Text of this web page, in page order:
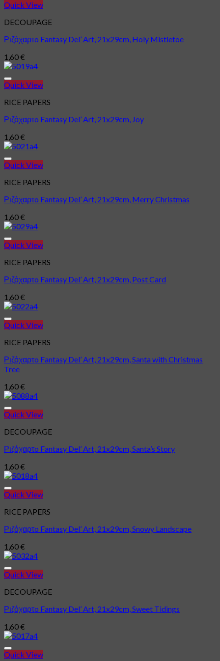
Quick View
DECOUPAGE
Ριζόχαρτo Fantasy Del’ Art, 21x29cm, Holy Mistletoe
1,60€
Quick View
RICE PAPERS
Ριζόχαρτo Fantasy Del’ Art, 21x29cm, Joy
1,60€
Quick View
RICE PAPERS
Ριζόχαρτo Fantasy Del’ Art, 21x29cm, Merry Christmas
1,60€
Quick View
RICE PAPERS
Ριζόχαρτo Fantasy Del’ Art, 21x29cm, Post Card
1,60€
Quick View
RICE PAPERS
Ριζόχαρτo Fantasy Del’ Art, 21x29cm, Santa with Christmas
Tree
1,60€
Quick View
DECOUPAGE
Ριζόχαρτo Fantasy Del’ Art, 21x29cm, Santa’s Story
1,60€
Quick View
RICE PAPERS
Ριζόχαρτo Fantasy Del’ Art, 21x29cm, Snowy Landscape
1,60€
Quick View
DECOUPAGE
Ριζόχαρτo Fantasy Del’ Art, 21x29cm, Sweet Tidings
1,60€
Quick View